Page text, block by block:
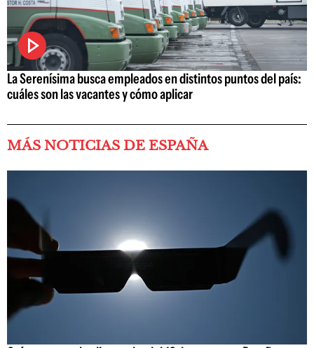
La Serenísima busca empleados en distintos puntos del país:
cuáles son las vacantes y cómo aplicar
MÁS NOTICIAS DE ESPAÑA